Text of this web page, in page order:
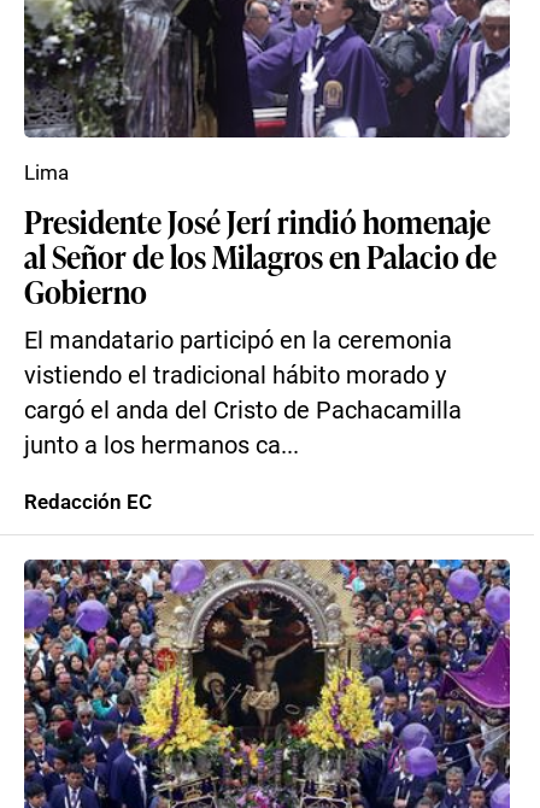
Presidente José Jerí rindió homenaje
al Señor de los Milagros en Palacio de
Gobierno
El mandatario participó en la ceremonia
vistiendo el tradicional hábito morado y
cargó el anda del Cristo de Pachacamilla
junto a los hermanos ca...
Lima
Redacción EC